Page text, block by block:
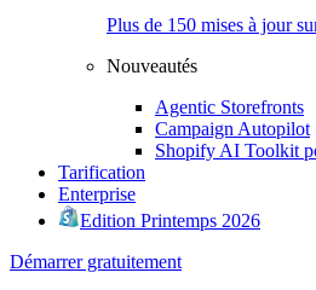
Plus de 150 mises à jour
Nouveautés
Agentic Storefronts
Campaign Autopilot
Shopify AI Toolkit
Tarification
Enterprise
Edition Printemps 2026
Démarrer gratuitement